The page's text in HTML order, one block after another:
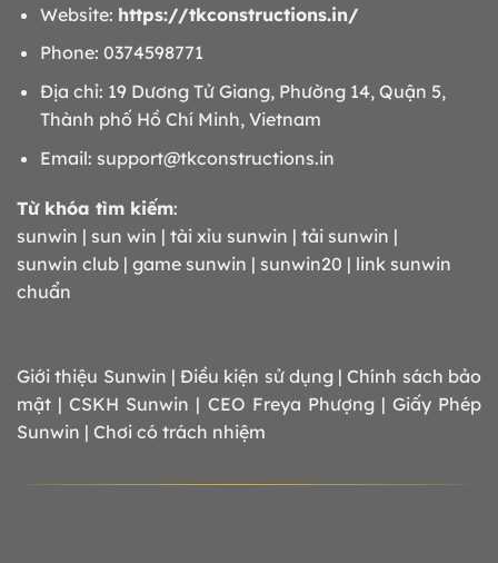
Website: https://tkconstructions.in/
Phone: 0374598771
Địa chỉ: 19 Dương Tử Giang, Phường 14, Quận 5,
Thành phố Hồ Chí Minh, Vietnam
Email: support@tkconstructions.in
Từ khóa tìm kiếm:
sunwin | sun win | tài xỉu sunwin | tải sunwin |
sunwin club | game sunwin | sunwin20 | link sunwin
chuẩn
Giới thiệu Sunwin |Điều kiện sử dụng|Chính sách bảo
mật |CSKH Sunwin | CEO Freya Phượng| Giấy Phép
Sunwin | Chơi có trách nhiệm